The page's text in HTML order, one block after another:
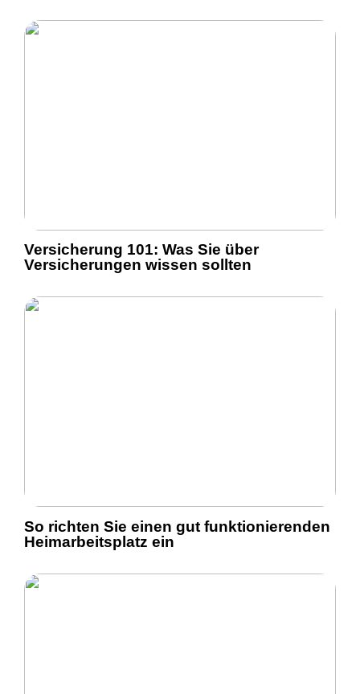
Versicherung 101: Was Sie über
Versicherungen wissen sollten
So richten Sie einen gut funktionierenden
Heimarbeitsplatz ein